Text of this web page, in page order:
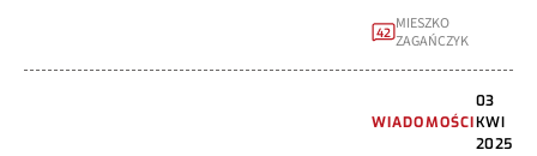
42 MIESZKO
ZAGAŃCZYK
WIADOMOŚCI
03
KWI
2025